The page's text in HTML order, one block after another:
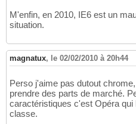
M'enfin, en 2010, IE6 est un
situation.
magnatux, le 02/02/2010 à 20h44
Perso j'aime pas dutout
prendre des parts de marché.
caractéristiques c'est Opéra qui
classe.